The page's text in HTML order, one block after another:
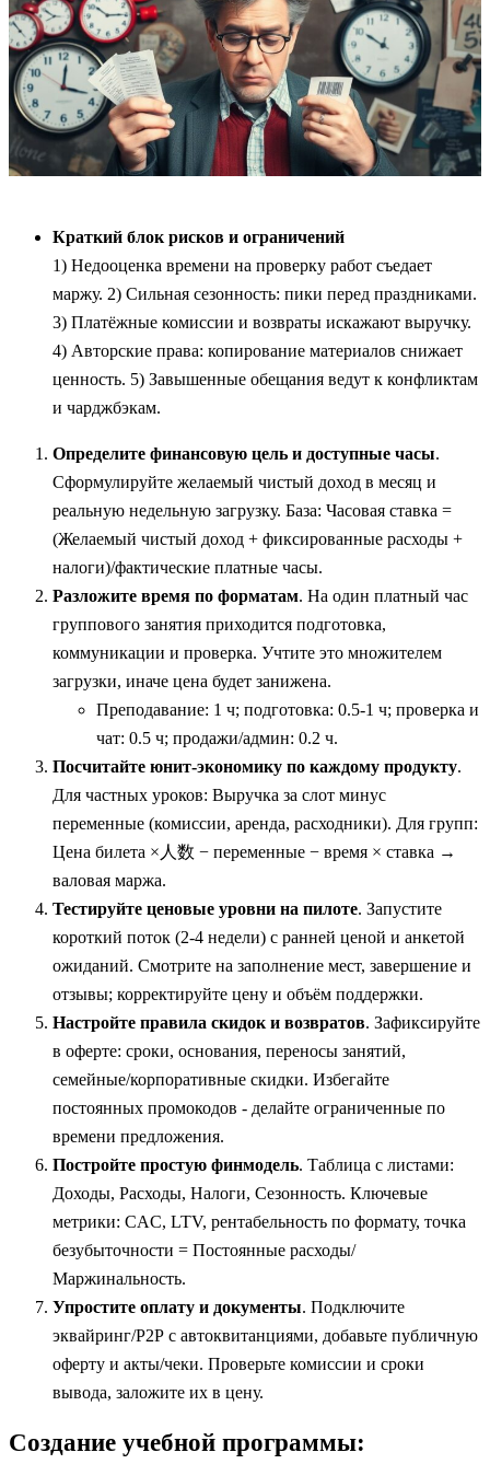
Краткий блок рисков и ограничений
1) Недооценка времени на проверку работ съедает
маржу. 2) Сильная сезонность: пики перед праздниками.
3) Платёжные комиссии и возвраты искажают выручку.
4) Авторские права: копирование материалов снижает
ценность. 5) Завышенные обещания ведут к конфликтам
и чарджбэкам.
Определите финансовую цель и доступные часы.
Сформулируйте желаемый чистый доход в месяц и
реальную недельную загрузку. База: Часовая ставка =
(Желаемый чистый доход + фиксированные расходы +
налоги)/фактические платные часы.
Разложите время по форматам. На один платный час
группового занятия приходится подготовка,
коммуникации и проверка. Учтите это множителем
загрузки, иначе цена будет занижена.
Преподавание: 1 ч; подготовка: 0.5-1 ч; проверка и
чат: 0.5 ч; продажи/админ: 0.2 ч.
Посчитайте юнит‑экономику по каждому продукту.
Для частных уроков: Выручка за слот минус
переменные (комиссии, аренда, расходники). Для групп:
Цена билета ×人数 − переменные − время × ставка →
валовая маржа.
Тестируйте ценовые уровни на пилоте. Запустите
короткий поток (2-4 недели) с ранней ценой и анкетой
ожиданий. Смотрите на заполнение мест, завершение и
отзывы; корректируйте цену и объём поддержки.
Настройте правила скидок и возвратов. Зафиксируйте
в оферте: сроки, основания, переносы занятий,
семейные/корпоративные скидки. Избегайте
постоянных промокодов - делайте ограниченные по
времени предложения.
Постройте простую финмодель. Таблица с листами:
Доходы, Расходы, Налоги, Сезонность. Ключевые
метрики: CAC, LTV, рентабельность по формату, точка
безубыточности = Постоянные расходы/
Маржинальность.
Упростите оплату и документы. Подключите
эквайринг/Р2Р с автоквитанциями, добавьте публичную
оферту и акты/чеки. Проверьте комиссии и сроки
вывода, заложите их в цену.
Создание учебной программы: